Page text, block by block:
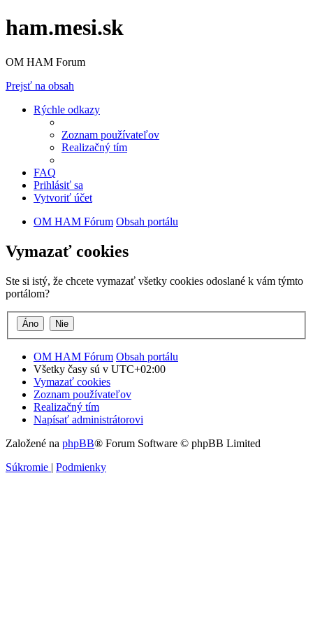
ham.mesi.sk
OM HAM Forum
Prejsť na obsah
Rýchle odkazy
Zoznam používateľov
Realizačný tím
FAQ
Prihlásiť sa
Vytvoriť účet
OM HAM Fórum Obsah portálu
Vymazať cookies
Ste si istý, že chcete vymazať všetky cookies odoslané k vám týmto
portálom?
OM HAM Fórum Obsah portálu
Všetky časy sú v UTC+02:00
Vymazať cookies
Zoznam používateľov
Realizačný tím
Napísať administrátorovi
Založené na phpBB® Forum Software © phpBB Limited
Súkromie | Podmienky